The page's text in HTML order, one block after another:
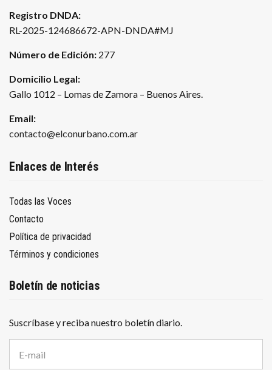
Registro DNDA:
RL-2025-124686672-APN-DNDA#MJ
Número de Edición: 277
Domicilio Legal:
Gallo 1012 – Lomas de Zamora – Buenos Aires.
Email:
contacto@elconurbano.com.ar
Enlaces de Interés
Todas las Voces
Contacto
Política de privacidad
Términos y condiciones
Boletín de noticias
Suscríbase y reciba nuestro boletín diario.
r